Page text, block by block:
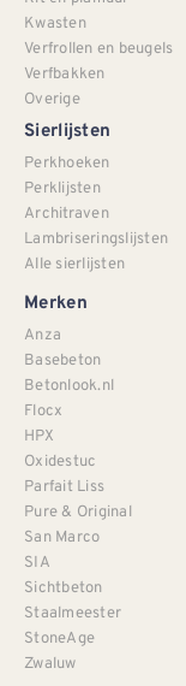
Kwasten
Verfrollen en beugels
Verfbakken
Overige
Sierlijsten
Perkhoeken
Perklijsten
Architraven
Lambriseringslijsten
Alle sierlijsten
Merken
Anza
Basebeton
Betonlook.nl
Flocx
HPX
Oxidestuc
Parfait Liss
Pure & Original
San Marco
SIA
Sichtbeton
Staalmeester
StoneAge
Zwaluw